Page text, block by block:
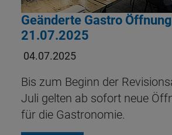
Geänderte Gastro
21.07.2025
04.07.2025
Bis zum Beginn der
Juli gelten ab sofort neue
für die Gastronomie.